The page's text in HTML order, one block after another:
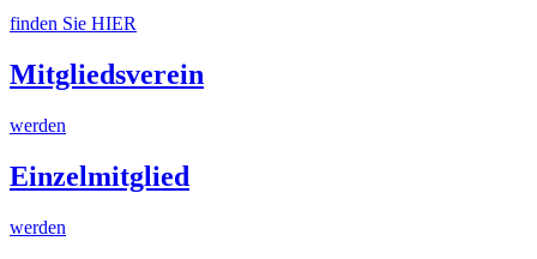
finden Sie HIER
Mitgliedsverein
werden
Einzelmitglied
werden